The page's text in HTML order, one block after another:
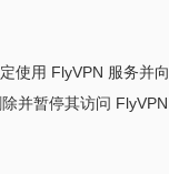
使用 FlyVPN 服务并
并暂停其访问 FlyVPN